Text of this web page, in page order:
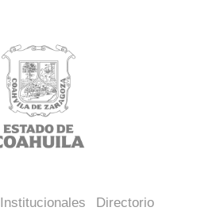
Directorio